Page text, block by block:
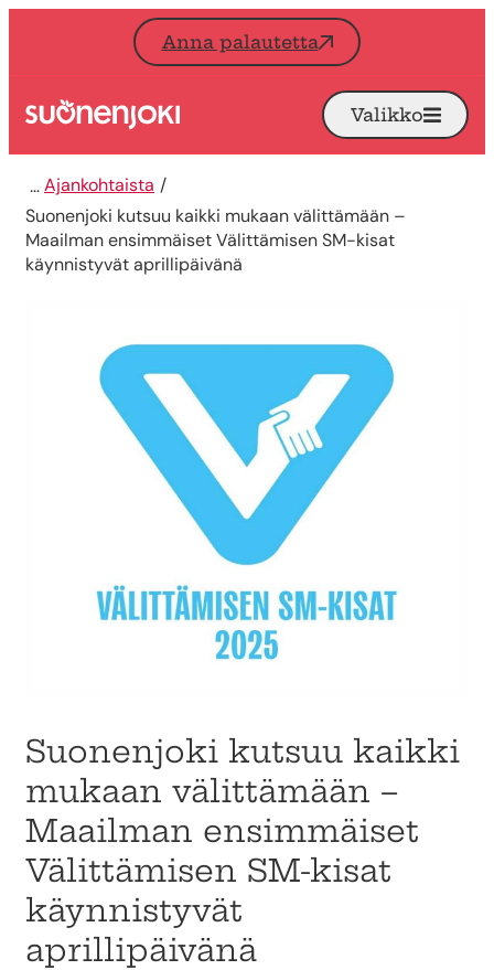
Siirry sisältöön
Anna palautetta
Etusivu Avaa
Valikko
Ajankohtaista
Suonenjoki kutsuu kaikki mukaan välittämään –
Maailman ensimmäiset Välittämisen SM-kisat
käynnistyvät aprillipäivänä
Suonenjoki kutsuu kaikki
mukaan välittämään –
Maailman ensimmäiset
Välittämisen SM-kisat
käynnistyvät
aprillipäivänä